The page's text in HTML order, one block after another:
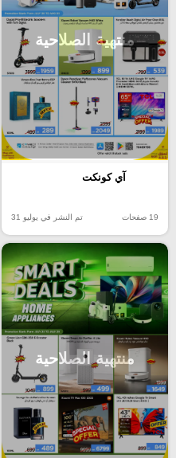
منتهية الصلاحية
آي كونكت
19 صفحات تم النشر في يوليو 31
منتهية الصلاحية